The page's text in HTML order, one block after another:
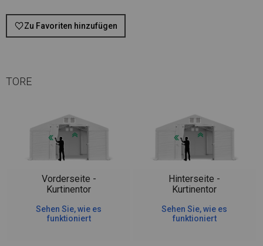
Zu Favoriten hinzufügen
TORE
Vorderseite -
Kurtinentor
Sehen Sie, wie es
funktioniert
Hinterseite -
Kurtinentor
Sehen Sie, wie es
funktioniert